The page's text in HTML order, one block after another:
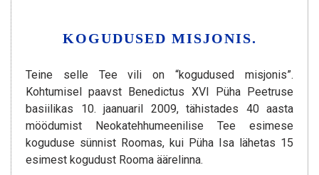
KOGUDUSED MISJONIS.
Teine selle Tee vili on “kogudused misjonis”.
Kohtumisel paavst Benedictus XVI Püha Peetruse
basiilikas 10. jaanuaril 2009, tähistades 40 aasta
möödumist Neokatehhumeenilise Tee esimese
koguduse sünnist Roomas, kui Püha Isa lähetas 15
esimest kogudust Rooma äärelinna.